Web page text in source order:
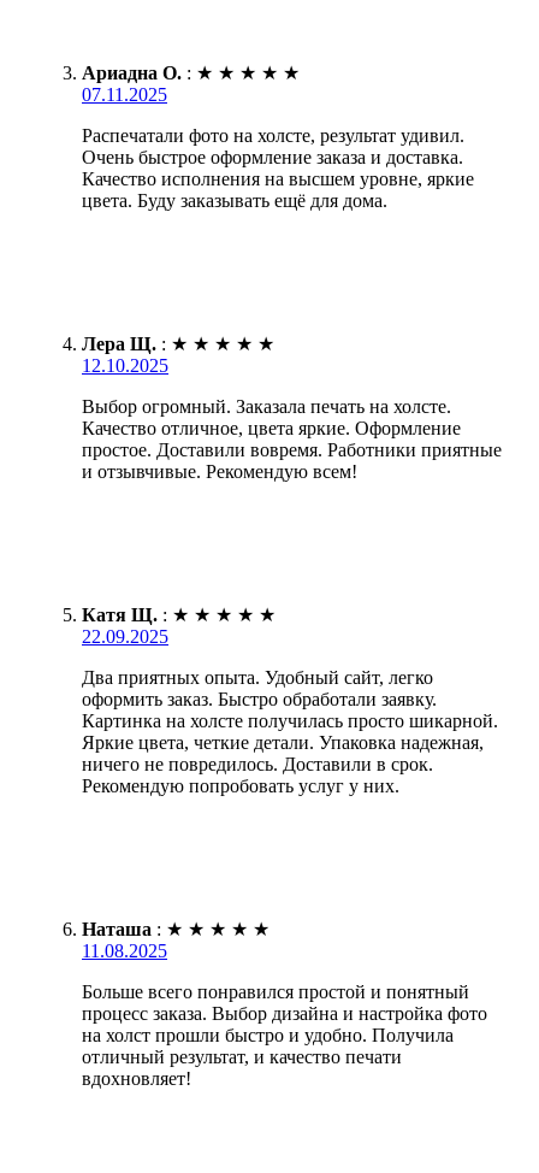
Ариадна О. : ★ ★ ★ ★ ★
07.11.2025
Распечатали фото на холсте, результат удивил.
Очень быстрое оформление заказа и доставка.
Качество исполнения на высшем уровне, яркие
цвета. Буду заказывать ещё для дома.
Лера Щ. : ★ ★ ★ ★ ★
12.10.2025
Выбор огромный. Заказала печать на холсте.
Качество отличное, цвета яркие. Оформление
простое. Доставили вовремя. Работники приятные
и отзывчивые. Рекомендую всем!
Катя Щ. : ★ ★ ★ ★ ★
22.09.2025
Два приятных опыта. Удобный сайт, легко
оформить заказ. Быстро обработали заявку.
Картинка на холсте получилась просто шикарной.
Яркие цвета, четкие детали. Упаковка надежная,
ничего не повредилось. Доставили в срок.
Рекомендую попробовать услуг у них.
Наташа : ★ ★ ★ ★ ★
11.08.2025
Больше всего понравился простой и понятный
процесс заказа. Выбор дизайна и настройка фото
на холст прошли быстро и удобно. Получила
отличный результат, и качество печати
вдохновляет!